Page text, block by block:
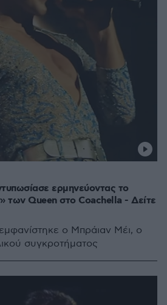
ερμηνεύοντας το
των Queen στο Coachella - Δείτε
ο Μπράιαν Μέι, ο
συγκροτήματος